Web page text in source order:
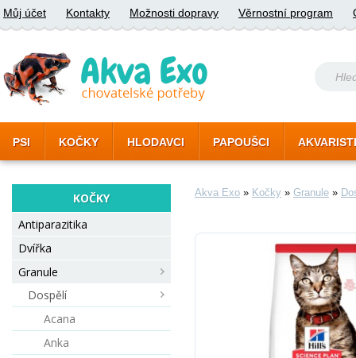
Můj účet Kontakty Možnosti dopravy Věrnostní program
PSI KOČKY HLODAVCI PAPOUŠCI
KOČKY
Antiparazitika
Dvířka
Granule
Dospělí
Acana
Anka
Akva Exo » Kočky » Granule »